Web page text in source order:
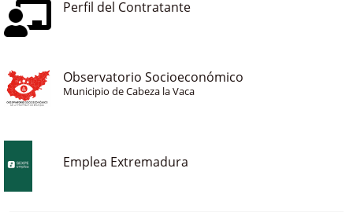
Perfil del Contratante
Observatorio Socioeconómico
Municipio de Cabeza la Vaca
Emplea Extremadura